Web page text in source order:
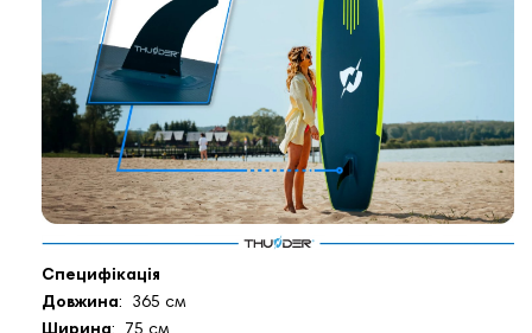
Специфікація
Довжина: 365 см